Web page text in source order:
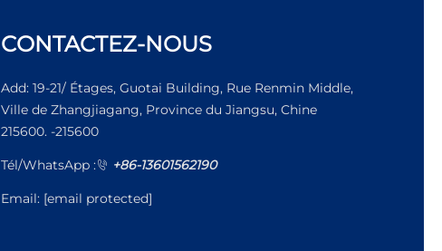
CONTACTEZ-NOUS
Add: 19-21/ Étages, Guotai Building, Rue Renmin Middle,
Ville de Zhangjiagang, Province du Jiangsu, Chine
215600. -215600
Tél/WhatsApp : +86-13601562190
Email: [email protected]